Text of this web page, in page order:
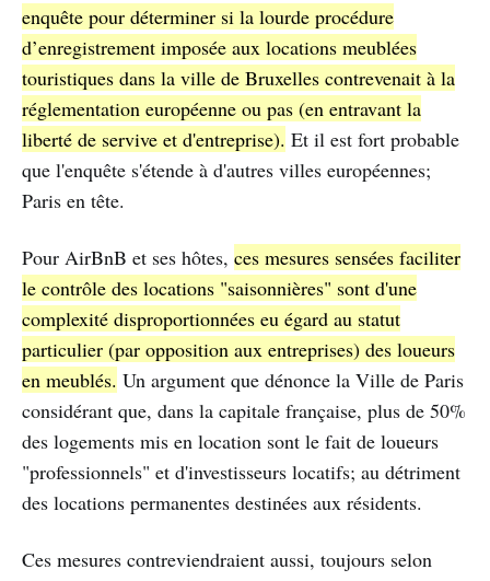
enquête pour déterminer si la lourde procédure
d’enregistrement imposée aux locations meublées
touristiques dans la ville de Bruxelles contrevenait à la
réglementation européenne ou pas (en entravant la
liberté de servive et d'entreprise). Et il est fort probable
que l'enquête s'étende à d'autres villes européennes;
Paris en tête.
Pour AirBnB et ses hôtes, ces mesures sensées faciliter
le contrôle des locations "saisonnières" sont d'une
complexité disproportionnées eu égard au statut
particulier (par opposition aux entreprises) des loueurs
en meublés. Un argument que dénonce la Ville de Paris
considérant que, dans la capitale française, plus de 50%
des logements mis en location sont le fait de loueurs
"professionnels" et d'investisseurs locatifs; au détriment
des locations permanentes destinées aux résidents.
Ces mesures contreviendraient aussi, toujours selon